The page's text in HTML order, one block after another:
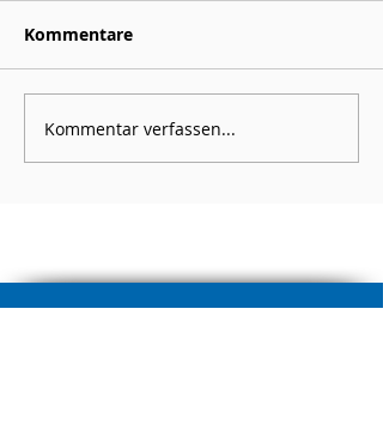
Kommentare
Kommentar verfassen...